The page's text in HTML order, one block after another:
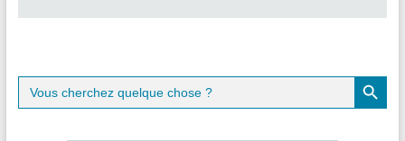
Search
for:
Search Button